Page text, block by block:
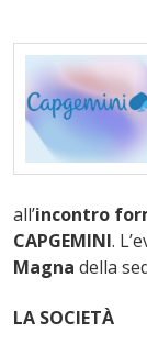
all’incontro
CAPGEMINI.
Magna della
LA SOCIETÀ